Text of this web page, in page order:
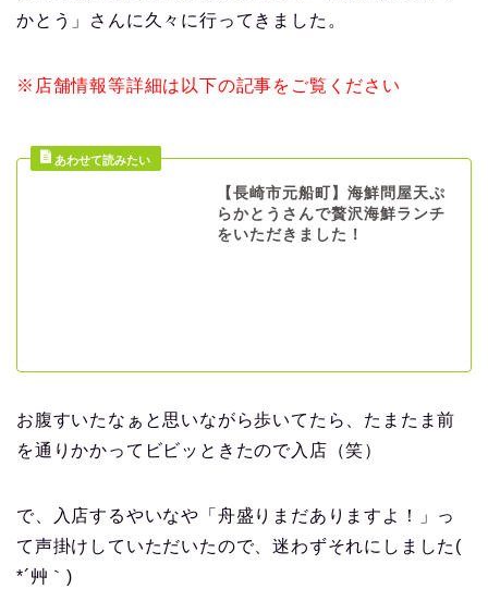
かとう」さんに久々に行ってきました。
※店舗情報等詳細は以下の記事をご覧ください
【長崎市元船町】海鮮問屋天ぷ
らかとうさんで贅沢海鮮ランチ
をいただきました！
お腹すいたなぁと思いながら歩いてたら、たまたま前
を通りかかってビビッときたので入店（笑）
で、入店するやいなや「舟盛りまだありますよ！」っ
て声掛けしていただいたので、迷わずそれにしました(
*´艸｀)